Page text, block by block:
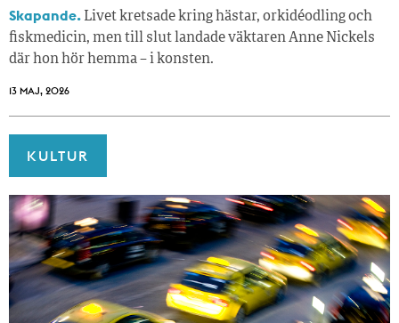
Skapande. Livet kretsade kring hästar, orkidéodling och
fiskmedicin, men till slut landade väktaren Anne Nickels
där hon hör hemma – i konsten.
13 MAJ, 2026
KULTUR